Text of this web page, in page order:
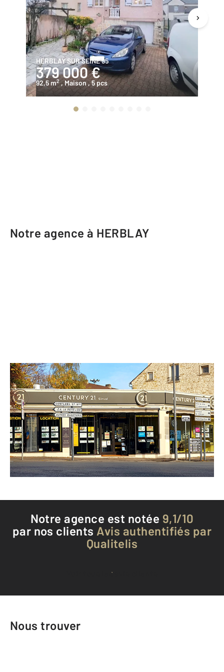
HERBLAY SUR SEINE 95
379 000 €
92,5 m2 , Maison, 5 pcs
Notre agence à HERBLAY
CENTURY 21 Sinval
50 rue du Général de Gaulle
HERBLAY - 95220
Envoyer un message
Téléphoner à l'agence
Notre agence est notée 9,1/10
par nos clients Avis authentifiés par
Qualitelis
Voir tous les avis clients
Nous trouver